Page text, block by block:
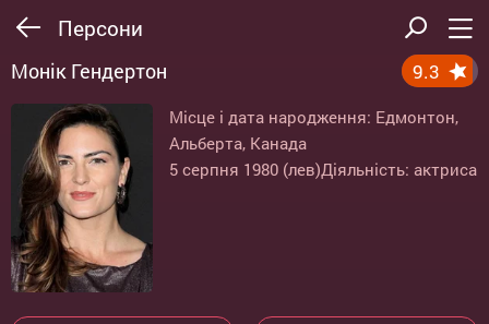
Персони
Монік Гендертон 9.3
Місце і дата народження: Едмонтон,
Альберта, Канада
5 серпня 1980 (лев)Діяльність: актриса